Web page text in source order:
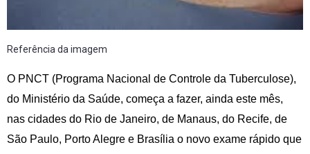
Referência da imagem
O PNCT (Programa Nacional de Controle da Tuberculose),
do Ministério da Saúde, começa a fazer, ainda este mês,
nas cidades do Rio de Janeiro, de Manaus, do Recife, de
São Paulo, Porto Alegre e Brasília o novo exame rápido que